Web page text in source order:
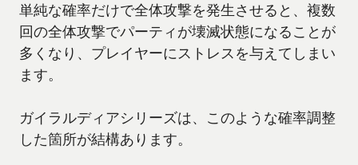
単純な確率だけで全体攻撃を発生させると、複数
回の全体攻撃でパーティが壊滅状態になることが
多くなり、プレイヤーにストレスを与えてしまい
ます。
ガイラルディアシリーズは、このような確率調整
した箇所が結構あります。